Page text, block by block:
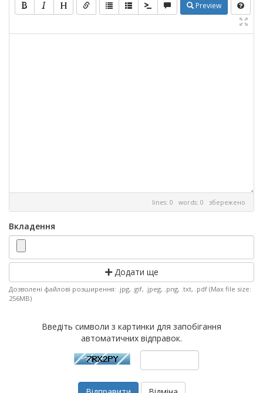
Preview
lines: 0 words: 0 збережено
Вкладення
Додати ще
Дозволені файлові розширення: .jpg, .gif, .jpeg, .png, .txt, .pdf (Max file size:
256MB)
Введіть символи з картинки для запобігання
автоматичних відправок.